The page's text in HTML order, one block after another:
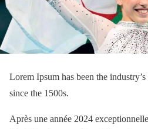
Lorem Ipsum has been the
since the 1500s.
Après une année 2024